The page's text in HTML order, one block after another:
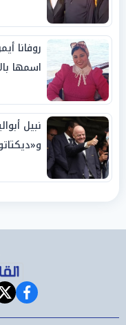
روفانا
اسمها
نبيل